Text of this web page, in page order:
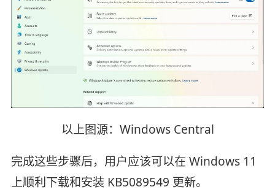
以上图源：Windows Central
完成这些步骤后，用户应该可以在 Windows 11
上顺利下载和安装 KB5089549 更新。